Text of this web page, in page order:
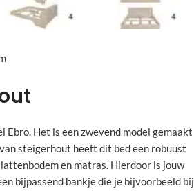
Het is een zwevend model gemaakt
steigerhout heeft dit bed een robuust
en matras. Hierdoor is jouw
bijpassend bankje die je bijvoorbeeld bij